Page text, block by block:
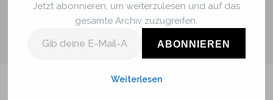
Jetzt abonnieren, um weiterzulesen und auf das
gesamte Archiv zuzugreifen.
ABONNIEREN
Weiterlesen